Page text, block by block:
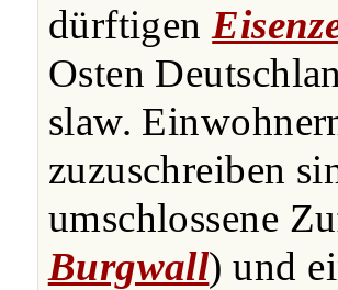
dürftigen
Osten
slaw.
zuzuschreiben
umschlossene
Burgwall) und